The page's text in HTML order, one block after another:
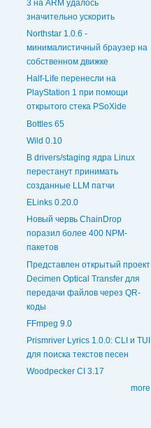
3 на ARM удалось
значительно ускорить
Northstar 1.0.6 -
минималистичный браузер на
собственном движке
Half-Life перенесли на
PlayStation 1 при помощи
открытого стека PSoXide
Bottles 65
Wild 0.10
В drivers/staging ядра Linux
перестанут принимать
созданные LLM патчи
ELinks 0.20.0
Новый червь ChainDrop
поразил более 400 NPM-
пакетов
Представлен открытый проект
Decimen Optical Transfer для
передачи файлов через QR-
коды
FFmpeg 9.0
Prismriver Lyrics 1.0.0: CLI и TUI
для поиска текстов песен
Woodpecker CI 3.17
more